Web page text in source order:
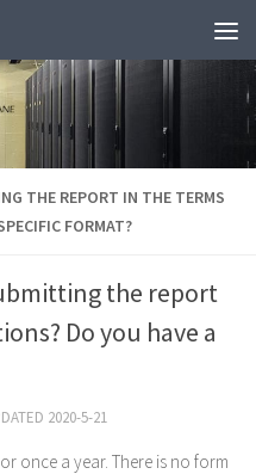
THE REPORT IN THE TERMS
FORMAT?
the report
Do you have a
2020-5-21
once a year. There is no form